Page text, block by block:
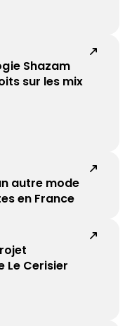
Shazam
sur les mix
autre mode
en France
Le Cerisier